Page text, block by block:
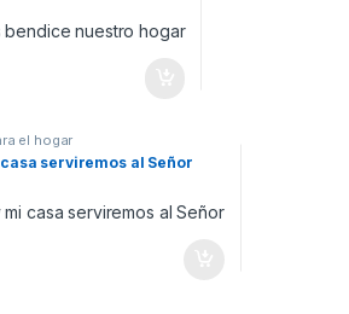
el hogar
serviremos al Señor